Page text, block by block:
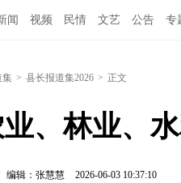
闻 视频 民情 文艺 公告 专
集 > 县长报道集2026 > 正文
、林业、
编辑：张慧慧 2026-06-03 10:37:10